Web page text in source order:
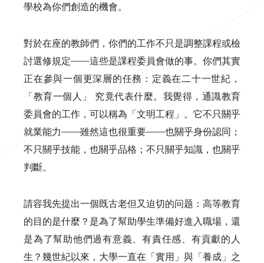
學校為你們創造的機會。
對於在座的教師們，你們的工作不只是調整課程或檢
討選修規定——這些是課程委員會做的事。你們其實
正在參與一個更深層的任務：定義在二十一世紀，
「教育一個人」 究竟代表什麼。我覺得，通識教育
委員會的工作，可以稱為「文明工程」。它不只關乎
就業能力——雖然這也很重要——也關乎身份認同；
不只關乎技能，也關乎品格；不只關乎知識，也關乎
判斷。
請容我先提出一個既古老但又迫切的问题：高等教育
的目的是什麼？是為了幫助學生準備好進入職場，還
是為了幫助他們過有意義、有責任感、有貢獻的人
生？幾世紀以來，大學一直在「實用」與「養成」之